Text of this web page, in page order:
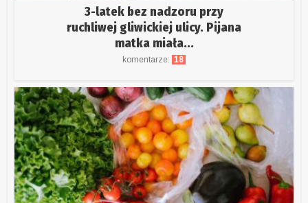
3-latek bez nadzoru przy
ruchliwej gliwickiej ulicy. Pijana
matka miała...
komentarze: 18